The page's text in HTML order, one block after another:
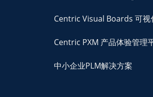
Centric Visual Boards 可视
Centric PXM 产品体验管理
中小企业PLM解决方案